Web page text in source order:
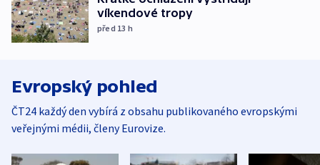
víkendové tropy
před 13 h
Evropský pohled
ČT24 každý den vybírá z obsahu publikovaného evropskými
veřejnými médii, členy Eurovize.